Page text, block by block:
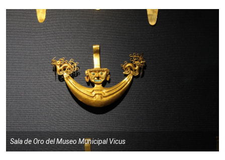
Sala de Oro del Museo Municipal Vicus